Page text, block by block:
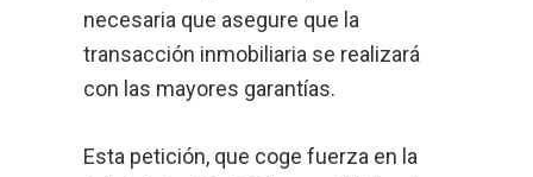
necesaria que asegure que la
transacción inmobiliaria se realizará
con las mayores garantías.
Esta petición, que coge fuerza en la